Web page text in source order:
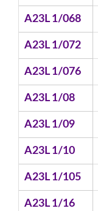
A23L 1/068
A23L 1/072
A23L 1/076
A23L 1/08
A23L 1/09
A23L 1/10
A23L 1/105
A23L 1/16